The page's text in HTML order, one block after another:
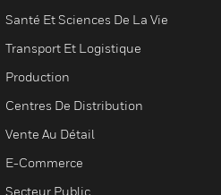
Santé Et Sciences De La Vie
Transport Et Logistique
Production
Centres De Distribution
Vente Au Détail
E-Commerce
Secteur Public